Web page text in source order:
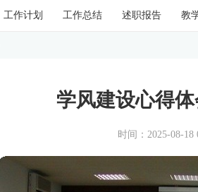
工作计划 工作总结 述职报告 教
学风建设心得
时间：2025-08-18